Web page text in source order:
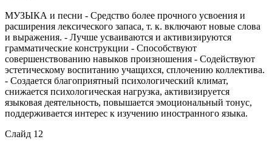
МУЗЫКА и песни - Средство более прочного усвоения и
расширения лексического запаса, т. к. включают новые слова
и выражения. - Лучше усваиваются и активизируются
грамматические конструкции - Способствуют
совершенствованию навыков произношения - Содействуют
эстетическому воспитанию учащихся, сплочению коллектива.
- Создается благоприятный психологический климат,
снижается психологическая нагрузка, активизируется
языковая деятельность, повышается эмоциональный тонус,
поддерживается интерес к изучению иностранного языка.
Слайд 12